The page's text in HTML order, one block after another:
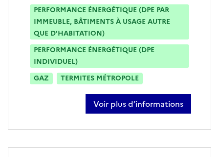
PERFORMANCE ÉNERGÉTIQUE (DPE PAR
IMMEUBLE, BÂTIMENTS À USAGE AUTRE
QUE D’HABITATION)
PERFORMANCE ÉNERGÉTIQUE (DPE
INDIVIDUEL)
GAZ
TERMITES MÉTROPOLE
Voir plus d’informations
sur iker cesat